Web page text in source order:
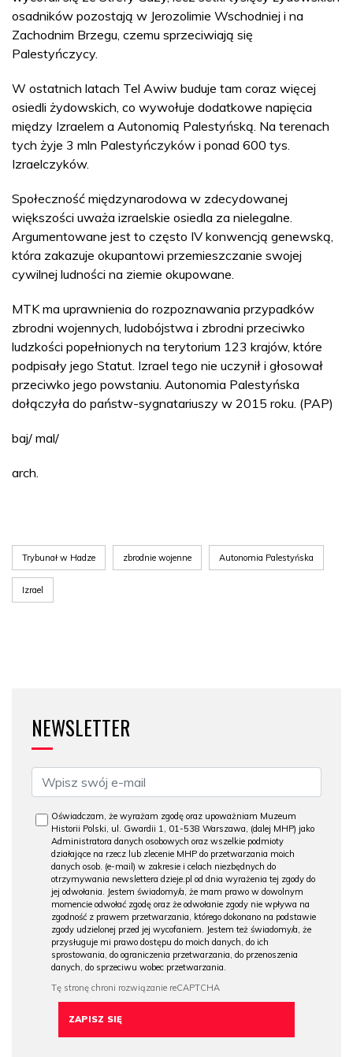
osadników pozostają w Jerozolimie Wschodniej i na
Zachodnim Brzegu, czemu sprzeciwiają się
Palestyńczycy.
W ostatnich latach Tel Awiw buduje tam coraz więcej
osiedli żydowskich, co wywołuje dodatkowe napięcia
między Izraelem a Autonomią Palestyńską. Na terenach
tych żyje 3 mln Palestyńczyków i ponad 600 tys.
Izraelczyków.
Społeczność międzynarodowa w zdecydowanej
większości uważa izraelskie osiedla za nielegalne.
Argumentowane jest to często IV konwencją genewską,
która zakazuje okupantowi przemieszczanie swojej
cywilnej ludności na ziemie okupowane.
MTK ma uprawnienia do rozpoznawania przypadków
zbrodni wojennych, ludobójstwa i zbrodni przeciwko
ludzkości popełnionych na terytorium 123 krajów, które
podpisały jego Statut. Izrael tego nie uczynił i głosował
przeciwko jego powstaniu. Autonomia Palestyńska
dołączyła do państw-sygnatariuszy w 2015 roku. (PAP)
baj/ mal/
arch.
Trybunał w Hadze zbrodnie wojenne Autonomia Palestyńska
Izrael
NEWSLETTER
Oświadczam, że wyrażam zgodę oraz upoważniam Muzeum
Historii Polski, ul. Gwardii 1, 01-538 Warszawa, (dalej MHP) jako
Administratora danych osobowych oraz wszelkie podmioty
działające na rzecz lub zlecenie MHP do przetwarzania moich
danych osob. (e-mail) w zakresie i celach niezbędnych do
otrzymywania newslettera dzieje.pl od dnia wyrażenia tej zgody do
jej odwołania. Jestem świadomy/a, że mam prawo w dowolnym
momencie odwołać zgodę oraz że odwołanie zgody nie wpływa na
zgodność z prawem przetwarzania, którego dokonano na podstawie
zgody udzielonej przed jej wycofaniem. Jestem też świadomy/a, że
przysługuje mi prawo dostępu do moich danych, do ich
sprostowania, do ograniczenia przetwarzania, do przenoszenia
danych, do sprzeciwu wobec przetwarzania.